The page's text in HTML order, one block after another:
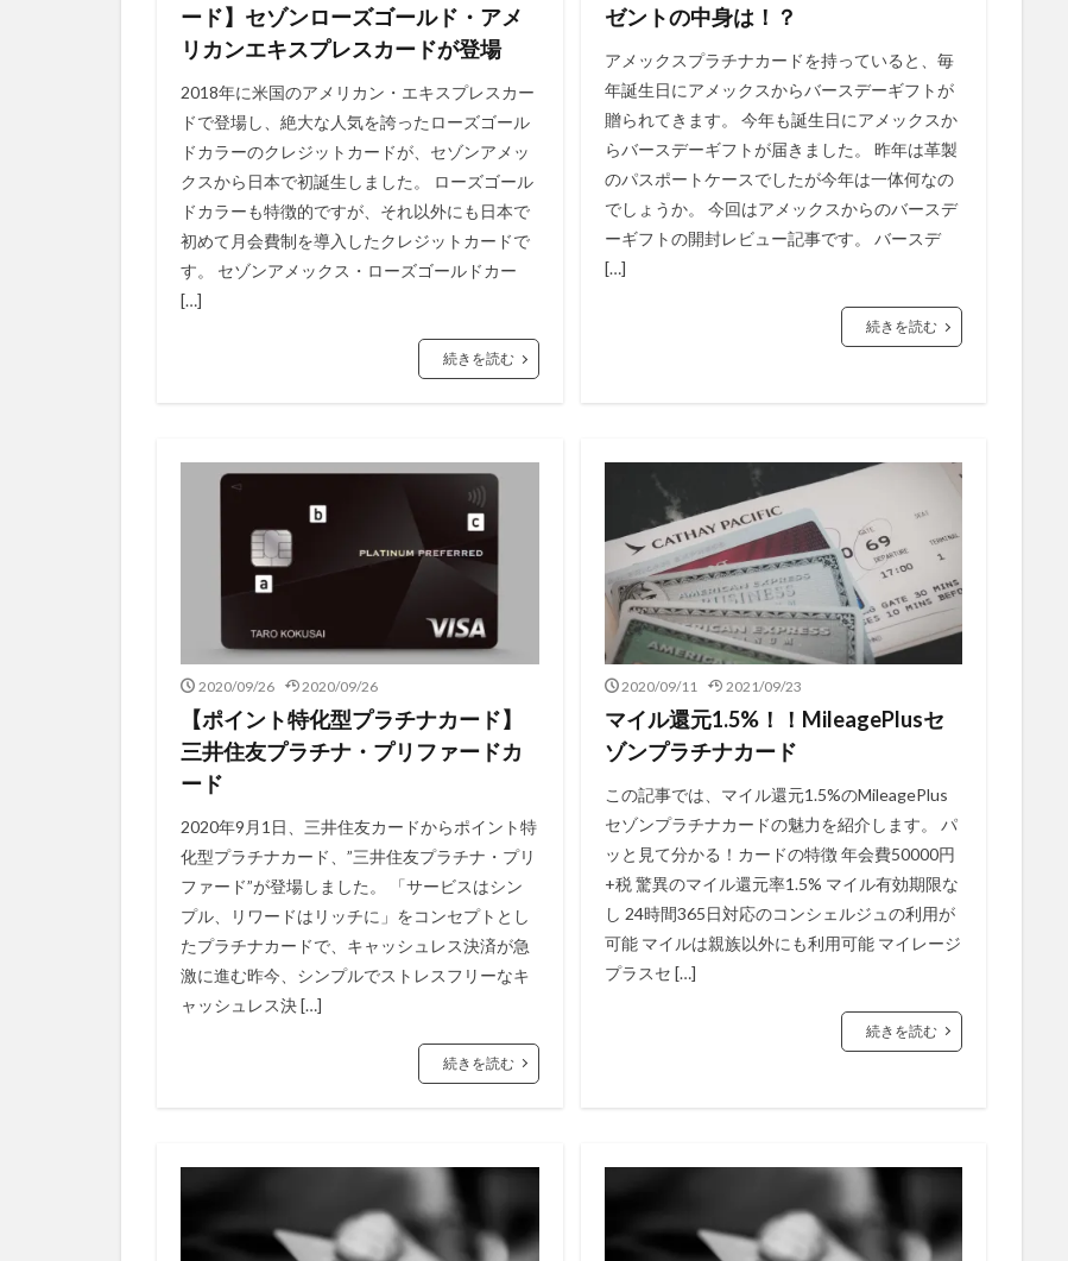
ード】セゾンローズゴールド・アメ
リカンエキスプレスカードが登場
2018年に米国のアメリカン・エキスプレスカー
ドで登場し、絶大な人気を誇ったローズゴール
ドカラーのクレジットカードが、セゾンアメッ
クスから日本で初誕生しました。 ローズゴール
ドカラーも特徴的ですが、それ以外にも日本で
初めて月会費制を導入したクレジットカードで
す。 セゾンアメックス・ローズゴールドカー
[…]
続きを読む
ゼントの中身は！？
アメックスプラチナカードを持っていると、毎
年誕生日にアメックスからバースデーギフトが
贈られてきます。 今年も誕生日にアメックスか
らバースデーギフトが届きました。 昨年は革製
のパスポートケースでしたが今年は一体何なの
でしょうか。 今回はアメックスからのバースデ
ーギフトの開封レビュー記事です。 バースデ
[…]
続きを読む
2020/09/26 2020/09/26
【ポイント特化型プラチナカード】
三井住友プラチナ・プリファードカ
ード
2020年9月1日、三井住友カードからポイント特
化型プラチナカード、”三井住友プラチナ・プリ
ファード”が登場しました。 「サービスはシン
プル、リワードはリッチに」をコンセプトとし
たプラチナカードで、キャッシュレス決済が急
激に進む昨今、シンプルでストレスフリーなキ
ャッシュレス決 […]
続きを読む
2020/09/11 2021/09/23
マイル還元1.5%！！MileagePlusセ
ゾンプラチナカード
この記事では、マイル還元1.5%のMileagePlus
セゾンプラチナカードの魅力を紹介します。 パ
ッと見て分かる！カードの特徴 年会費50000円
+税 驚異のマイル還元率1.5% マイル有効期限な
し 24時間365日対応のコンシェルジュの利用が
可能 マイルは親族以外にも利用可能 マイレージ
プラスセ […]
続きを読む